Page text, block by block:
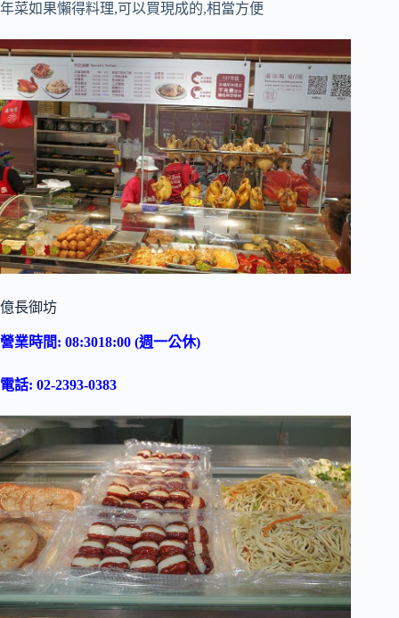
年菜如果懶得料理,可以買現成的,相當方便
億長御坊
營業時間: 08:3018:00 (週一公休)
電話: 02-2393-0383